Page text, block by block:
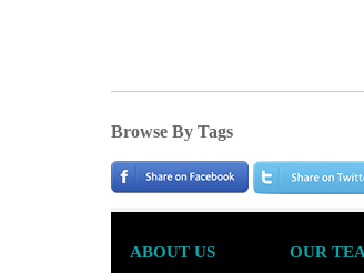
Browse By Tags
ABOUT US OUR